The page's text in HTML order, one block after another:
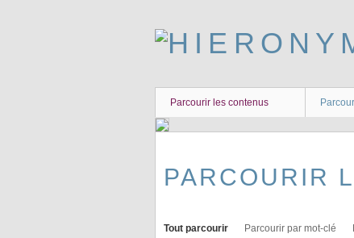
Parcourir les contenus
PARCOURIR
Tout parcourir Parcourir par mot-clé